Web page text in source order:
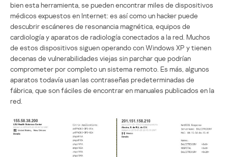
bien esta herramienta, se pueden encontrar miles de dispositivos
médicos expuestos en Internet: es así como un hacker puede
descubrir escáneres de resonancia magnética, equipos de
cardiología y aparatos de radiología conectados a la red. Muchos
de estos dispositivos siguen operando con Windows XP y tienen
decenas de vulnerabilidades viejas sin parchar que podrían
comprometer por completo un sistema remoto. Es más, algunos
aparatos todavía usan las contraseñas predeterminadas de
fábrica, que son fáciles de encontrar en manuales publicados en la
red.